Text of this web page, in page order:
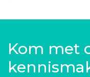
Kom met